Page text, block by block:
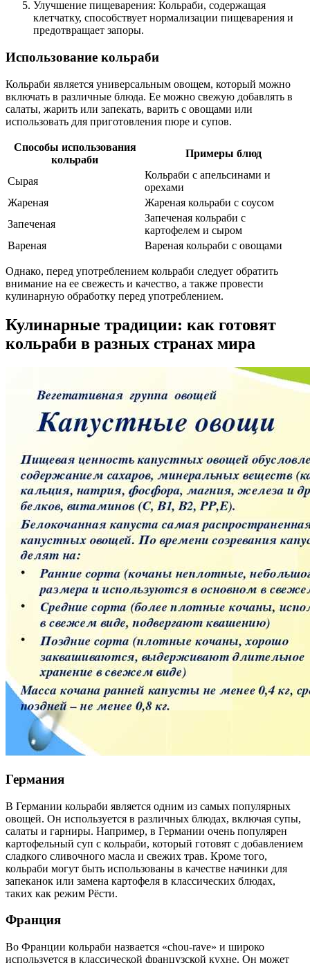
Улучшение пищеварения: Кольраби, содержащая
клетчатку, способствует нормализации пищеварения и
предотвращает запоры.
Использование кольраби
Кольраби является универсальным овощем, который можно
включать в различные блюда. Ее можно свежую добавлять в
салаты, жарить или запекать, варить с овощами или
использовать для приготовления пюре и супов.
Способы использования
кольраби
Примеры блюд
Сырая
Кольраби с апельсинами и
орехами
Жареная
Жареная кольраби с соусом
Запеченая
Запеченая кольраби с
картофелем и сыром
Вареная
Вареная кольраби с овощами
Однако, перед употреблением кольраби следует обратить
внимание на ее свежесть и качество, а также провести
кулинарную обработку перед употреблением.
Кулинарные традиции: как готовят
кольраби в разных странах мира
Германия
В Германии кольраби является одним из самых популярных
овощей. Он используется в различных блюдах, включая супы,
салаты и гарниры. Например, в Германии очень популярен
картофельный суп с кольраби, который готовят с добавлением
сладкого сливочного масла и свежих трав. Кроме того,
кольраби могут быть использованы в качестве начинки для
запеканок или замена картофеля в классических блюдах,
таких как режим Рёсти.
Франция
Во Франции кольраби назвается «chou-rave» и широко
используется в классической французской кухне. Он может